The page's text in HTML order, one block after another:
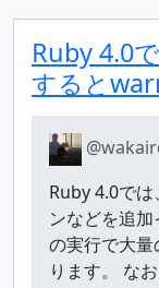
Ruby 4.0
すると
Ruby 4.0で
ンなどを追
の実行で大
ります。 な